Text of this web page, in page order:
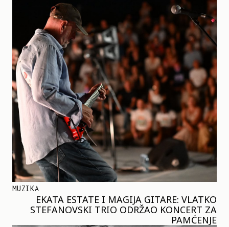
MUZIKA
EKATA ESTATE I MAGIJA GITARE: VLATKO
STEFANOVSKI TRIO ODRŽAO KONCERT ZA
PAMĆENJE